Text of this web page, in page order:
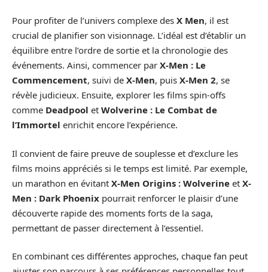
Pour profiter de l’univers complexe des X Men, il est
crucial de planifier son visionnage. L’idéal est d’établir un
équilibre entre l’ordre de sortie et la chronologie des
événements. Ainsi, commencer par X-Men : Le
Commencement, suivi de X-Men, puis X-Men 2, se
révèle judicieux. Ensuite, explorer les films spin-offs
comme Deadpool et Wolverine : Le Combat de
l’Immortel enrichit encore l’expérience.
Il convient de faire preuve de souplesse et d’exclure les
films moins appréciés si le temps est limité. Par exemple,
un marathon en évitant X-Men Origins : Wolverine et X-
Men : Dark Phoenix pourrait renforcer le plaisir d’une
découverte rapide des moments forts de la saga,
permettant de passer directement à l’essentiel.
En combinant ces différentes approches, chaque fan peut